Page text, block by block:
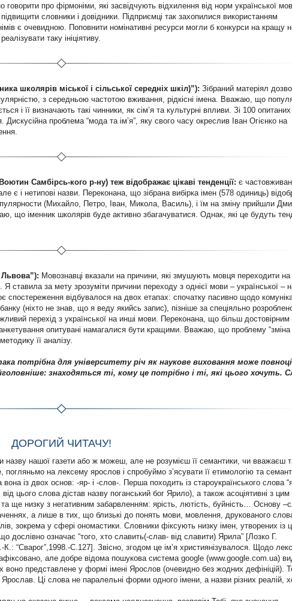
про фірмоніми, які засвідчують відхилення від норм української
словники і довідники. Підприємці так захопилися використанням
є очевидною. Поповнити номінативні ресурси могли б конкурси на кращу
таку ініціятиву.
школярів міської і сільської середніх шкіл)”): Зібраний матеріял
з середньою частотою вживання, рідкісні імена. Вважаю, що
і її визначають такі чинники, як сім’я та культурні впливи. Зі 100 опитаних
проблема “мода та ім’я”, яку свого часу окреслив Іван Огієнко на
Самбірсь-кого р-ну) теж відображає цікаві тенденції: є
є і нетипові назви. Переконана, що зібрана вибірка імен (578 одиниць)
(Михайло, Петро, Іван, Микола, Василь), і їм на зміну прийшли
що іменник школярів буде активно збагачуватися. Однак, які це будуть
Мовознавці вказали на причини, які змушують мовця переходити
ставила за мету зрозуміти причини переходу з однієї мови – української –
спостереження відбувалося на двох етапах: спочатку пасивно щодо
(ніхто не знав, що я веду якийсь запис), пізніше за спеціяльно
перехід з української на инші мови. Переконана, що більш достовірним
опитувані намагалися бути кращими. Вважаю, що проблему “зміна
її аналізу.
потрібна для університету річ як наукове виховання може
знаходяться ті, кому це потрібно і ті, які цього хочуть.
ДОРОГИЙ ЧИТАЧУ!
назву нашої газети або ж можеш, але не розумієш її семантики, чи вважаєш
на лексему ярослов і спробуймо з’ясувати її етимологію та
із двох основ: -яр- і -слов-. Перша походить із староукраїнського слова
цього слова дістав назву поганський бог Ярило), а також асоціятивні з цим
ще низку з негативним забарвленням: ярість, лютість, буйність… Основу
а лише в тих, що близькі до понять мови, мовлення, друкованого
зокрема у сфері ономастики. Словники фіксують низку імен, утворених із
дослівно означає “того, хто славить(-слав- від славити) Ярила” [Лозко Г.
К.: “Сварог”,1998.-С.127]. Звісно, згодом це ім’я християнізувалося. Щодо
але добре відома пошукова система google (www.google.com.ua)
воно представлене у формі імені Ярослов (очевидно без жодних дефініцій).
Ці слова не паралельні форми одного імени, а назви різних реалій,